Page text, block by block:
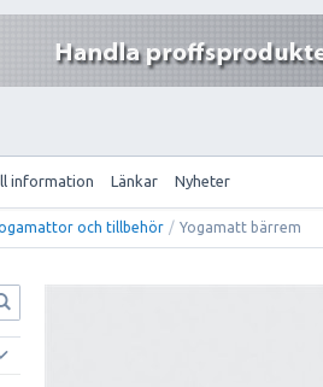
information Länkar Nyheter
och tillbehör / Yogamatt bärrem